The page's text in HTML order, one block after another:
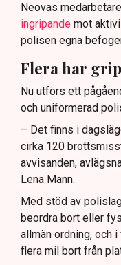
Neovas
ingripande mot
polisen egna
Flera har
Nu utförs ett
och uniformerad
– Det finns i
cirka 120
avvisanden,
Lena Mann.
Med stöd av
beordra bort eller
allmän ordning, och
flera mil bort från